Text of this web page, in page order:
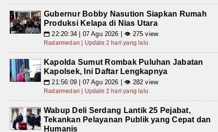
Gubernur Bobby Nasution Siapkan Rumah
Produksi Kelapa di Nias Utara
📅 22:20:34 | 07 Agu 2026 | 👁 275 view
Radarmedan | Update 2 hari yang lalu
Kapolda Sumut Rombak Puluhan Jabatan
Kapolsek, Ini Daftar Lengkapnya
📅 21:56:09 | 07 Agu 2026 | 👁 282 view
Radarmedan | Update 2 hari yang lalu
Wabup Deli Serdang Lantik 25 Pejabat,
Tekankan Pelayanan Publik yang Cepat dan
Humanis